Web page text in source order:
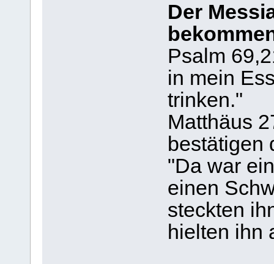
Der
Psalm
in mein
trinken."
Matthäus
bestätigen
"Da war
einen
steckten
hielten ihn